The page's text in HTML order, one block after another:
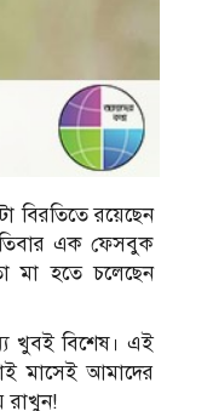
বিরতিতে রয়েছেন
এক ফেসবুক
মা হতে চলেছেন
খুবই বিশেষ। এই
মাসেই আমাদের
রাখুন!